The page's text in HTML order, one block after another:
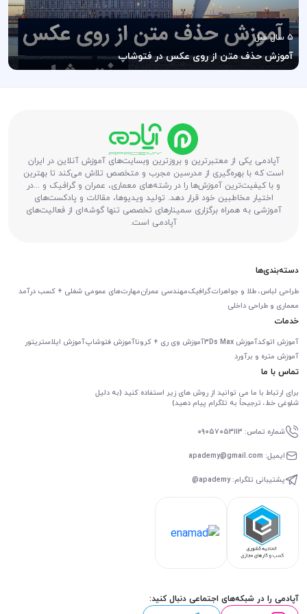
5 سال قبل
آموزش حذف متن از روی عکس در فتوشاپ
آپادمی یکی از معتبرترین و بروزترین وبسایت‌های آموزش آنلاین در ایران
است که با بهره‌گیری از مدرسین مجرب و متخصص تلاش می‌کند تا بهترین
و با کیفیت‌ترین آموزش‌ها را در رشته‌های معماری، عمران و گرافیک و ...در
اختیار مخاطبین خود قرار دهد. تولید ویدیوها، مقالات و پادکست‌های
آموزشی به همراه برگزاری سمینارهای تخصصی تنها گوشه‌ای از فعالیت‌های
آپادمی است.
دسته‌بندی‌ها
طراحی لباس، طلا و جواهراتگرافیکمهندسی عمرانمهارت‌های عمومی شغلی + کسب درآمد
معماری و طراحی داخلی
خدمات
آموزش اتوکدآموزش 3Ds Max آموزش وی ری + کروناآموزش فتوشاپآموزش ایلاستریتور
آموزش متره و برآورد
تماس با ما
برای ارتباط با ما می توانید از روش های زیر استفاده کنید (به دلیل
شلوغی خط، ترجیحاً به تلگرام پیام دهید)
شماره تماس: 09057053113
ایمیل: apademy@gmail.com
پشتیبانی تلگرام: apademy@
آپادمی را در شبکه‌های اجتماعی دنبال کنید: